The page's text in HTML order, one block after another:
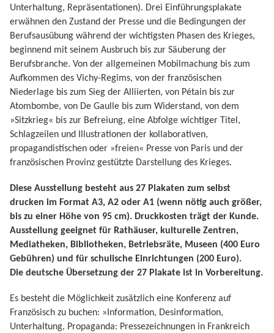
Unterhaltung, Repräsentationen). Drei Einführungsplakate
erwähnen den Zustand der Presse und die Bedingungen der
Berufsausübung während der wichtigsten Phasen des Krieges,
beginnend mit seinem Ausbruch bis zur Säuberung der
Berufsbranche. Von der allgemeinen Mobilmachung bis zum
Aufkommen des Vichy-Regims, von der französischen
Niederlage bis zum Sieg der Alliierten, von Pétain bis zur
Atombombe, von De Gaulle bis zum Widerstand, von dem
»Sitzkrieg« bis zur Befreiung, eine Abfolge wichtiger Titel,
Schlagzeilen und Illustrationen der kollaborativen,
propagandistischen oder »freien« Presse von Paris und der
französischen Provinz gestützte Darstellung des Krieges.
Diese Ausstellung besteht aus 27 Plakaten zum selbst
drucken im Format A3, A2 oder A1 (wenn nötig auch größer,
bis zu einer Höhe von 95 cm). Druckkosten trägt der Kunde.
Ausstellung geeignet für Rathäuser, kulturelle Zentren,
Mediatheken, Bibliotheken, Betriebsräte, Museen (400 Euro
Gebühren) und für schulische Einrichtungen (200 Euro).
Die deutsche Übersetzung der 27 Plakate ist in Vorbereitung.
Es besteht die Möglichkeit zusätzlich eine Konferenz auf
Französisch zu buchen: »Information, Desinformation,
Unterhaltung, Propaganda: Pressezeichnungen in Frankreich